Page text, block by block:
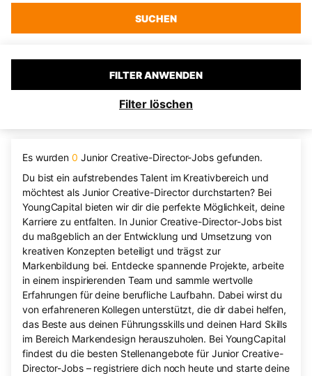
SUCHEN
FILTER ANWENDEN
Filter löschen
Es wurden0 Junior Creative-Director-Jobs gefunden.
Du bist ein aufstrebendes Talent im Kreativbereich und
möchtest als Junior Creative-Director durchstarten? Bei
YoungCapital bieten wir dir die perfekte Möglichkeit, deine
Karriere zu entfalten. In Junior Creative-Director-Jobs bist
du maßgeblich an der Entwicklung und Umsetzung von
kreativen Konzepten beteiligt und trägst zur
Markenbildung bei. Entdecke spannende Projekte, arbeite
in einem inspirierenden Team und sammle wertvolle
Erfahrungen für deine berufliche Laufbahn. Dabei wirst du
von erfahreneren Kollegen unterstützt, die dir dabei helfen,
das Beste aus deinen Führungsskills und deinen Hard Skills
im Bereich Markendesign herauszuholen. Bei YoungCapital
findest du die besten Stellenangebote für Junior Creative-
Director-Jobs – registriere dich noch heute und starte deine